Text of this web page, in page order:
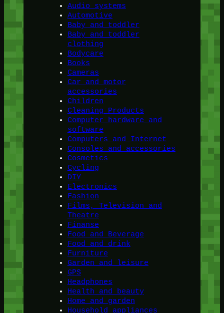
Audio systems
Automotive
Baby and toddler
Baby and toddler
clothing
Bodycare
Books
Cameras
Car and motor
accessories
Children
Cleaning Products
Computer hardware and
software
Computers and Internet
Consoles and accessories
Cosmetics
Cycling
DIY
Electronics
Fashion
Films, Television and
Theatre
Finanse
Food and Beverage
Food and drink
Furniture
Garden and leisure
GPS
Headphones
Health and beauty
Home and garden
Household appliances